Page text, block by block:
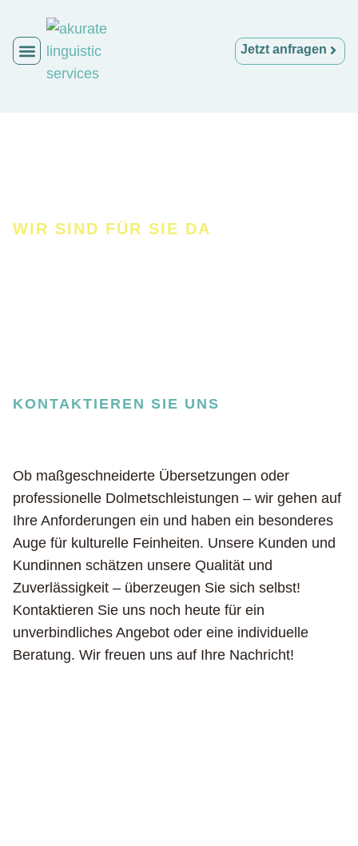
Jetzt anfragen
WIR SIND FÜR SIE DA
KONTAKTIEREN SIE UNS
Ob maßgeschneiderte Übersetzungen oder
professionelle Dolmetschleistungen – wir gehen auf
Ihre Anforderungen ein und haben ein besonderes
Auge für kulturelle Feinheiten. Unsere Kunden und
Kundinnen schätzen unsere Qualität und
Zuverlässigkeit – überzeugen Sie sich selbst!
Kontaktieren Sie uns noch heute für ein
unverbindliches Angebot oder eine individuelle
Beratung. Wir freuen uns auf Ihre Nachricht!